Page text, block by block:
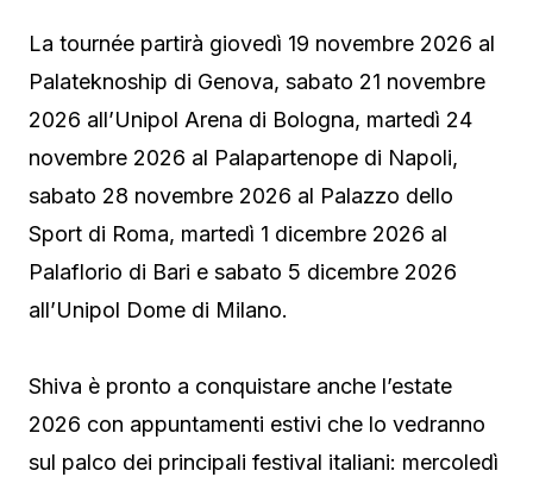
La tournée partirà giovedì 19 novembre 2026 al
Palateknoship di Genova, sabato 21 novembre
2026 all’Unipol Arena di Bologna, martedì 24
novembre 2026 al Palapartenope di Napoli,
sabato 28 novembre 2026 al Palazzo dello
Sport di Roma, martedì 1 dicembre 2026 al
Palaflorio di Bari e sabato 5 dicembre 2026
all’Unipol Dome di Milano.
Shiva è pronto a conquistare anche l’estate
2026 con appuntamenti estivi che lo vedranno
sul palco dei principali festival italiani: mercoledì